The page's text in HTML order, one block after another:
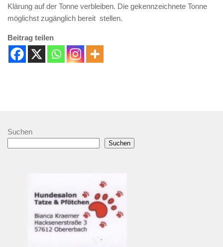
Klärung auf der Tonne verbleiben. Die gekennzeichnete Tonne
möglichst zugänglich bereit stellen.
Beitrag teilen
Suchen
Suchen